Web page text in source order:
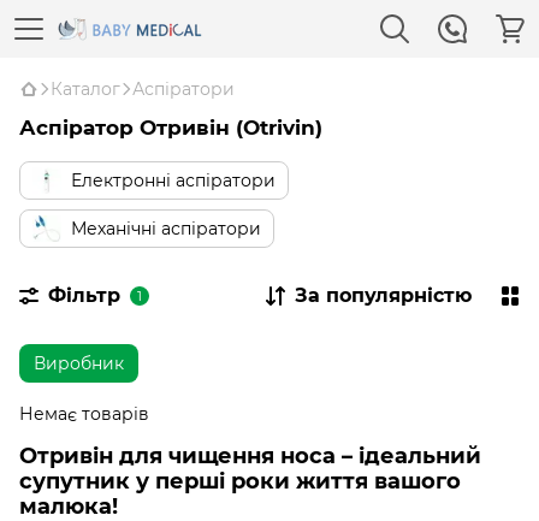
Каталог Аспіратори
Аспіратор Отривін (Otrivin)
Електронні аспіратори
Механічні аспіратори
Фільтр 1 За популярністю
Виробник
Немає товарів
Отривін для чищення носа – ідеальний
супутник у перші роки життя вашого
малюка!